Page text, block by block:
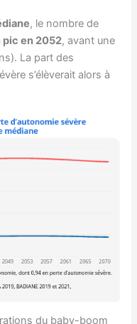
, le nombre de
en 2052, avant une
La part des
s’élèverait alors à
du baby-boom